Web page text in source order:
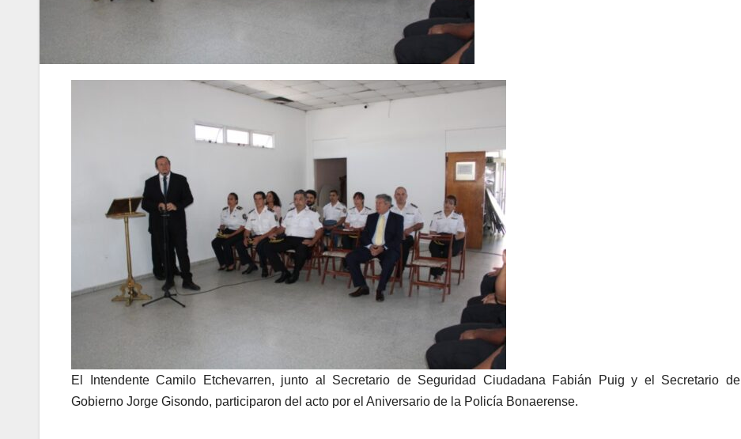
El Intendente Camilo Etchevarren, junto al Secretario de Seguridad Ciudadana Fabián Puig y el Secretario de
Gobierno Jorge Gisondo, participaron del acto por el Aniversario de la Policía Bonaerense.